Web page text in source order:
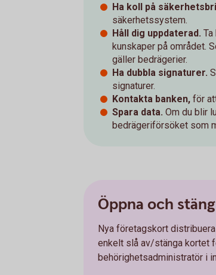
Ha koll på
säkerhetssystem.
Håll dig uppdaterad.
kunskaper på området.
gäller bedrägerier.
Ha dubbla signaturer.
signaturer.
Kontakta banken, för
Spara data. Om du blir
bedrägeriförsöket som
Öppna och
Nya företagskort
enkelt slå av/stänga kortet
behörighetsadministratör i